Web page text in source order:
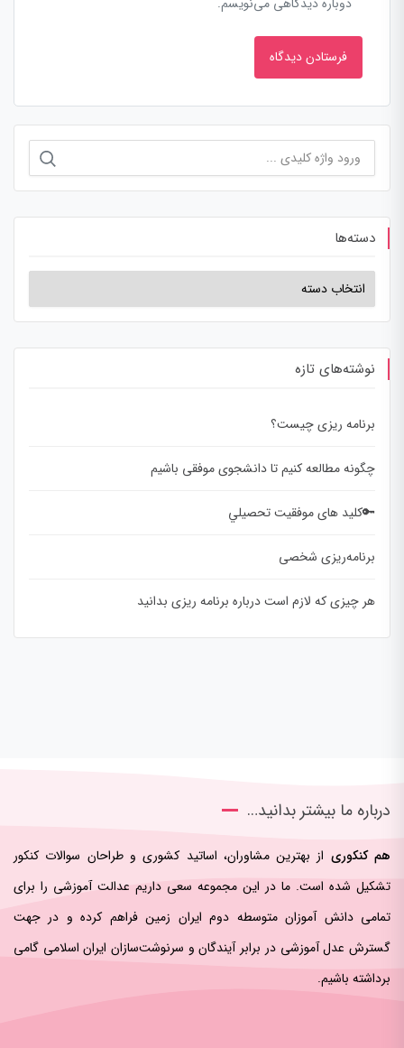
دسته‌ها
نوشته‌های تازه
برنامه ریزی چیست؟
چگونه مطالعه کنیم تا دانشجوی موفقی باشیم
🔑کلید های موفقيت تحصيلي
برنامه‌ریزی شخصی
هر چیزی که لازم است درباره برنامه ریزی بدانید
درباره ما بیشتر بدانید…
هم کنکوری از بهترین مشاوران، اساتید کشوری و طراحان سوالات کنکور
تشکیل شده است. ما در این مجموعه سعی داریم عدالت آموزشی را برای
تمامی دانش آموزان متوسطه دوم ایران زمین فراهم کرده و در جهت
گسترش عدل آموزشی در برابر آیندگان و سرنوشت‌سازان ایران اسلامی‌ گامی
برداشته باشیم.